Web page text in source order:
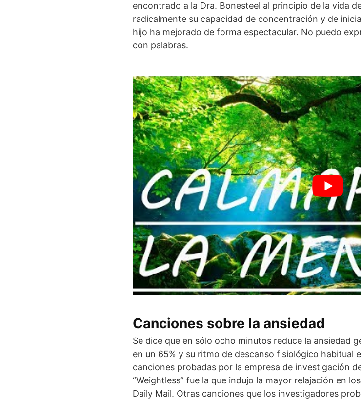
encontrado a la Dra. Bonesteel al principio de la vida
radicalmente su capacidad de concentración y de
hijo ha mejorado de forma espectacular. No puedo
con palabras.
Canciones sobre la ansiedad
Se dice que en sólo ocho minutos reduce la ansiedad
en un 65% y su ritmo de descanso fisiológico habitual
canciones probadas por la empresa de investigación
“Weightless” fue la que indujo la mayor relajación en
Daily Mail. Otras canciones que los investigadores